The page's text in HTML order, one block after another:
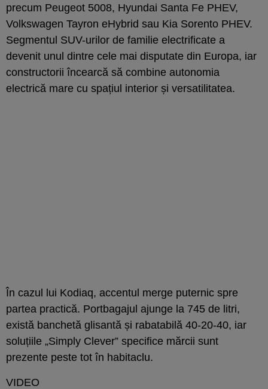
precum Peugeot 5008, Hyundai Santa Fe PHEV,
Volkswagen Tayron eHybrid sau Kia Sorento PHEV.
Segmentul SUV-urilor de familie electrificate a
devenit unul dintre cele mai disputate din Europa, iar
constructorii încearcă să combine autonomia
electrică mare cu spațiul interior și versatilitatea.
În cazul lui Kodiaq, accentul merge puternic spre
partea practică. Portbagajul ajunge la 745 de litri,
există banchetă glisantă și rabatabilă 40-20-40, iar
soluțiile „Simply Clever” specifice mărcii sunt
prezente peste tot în habitaclu.
VIDEO